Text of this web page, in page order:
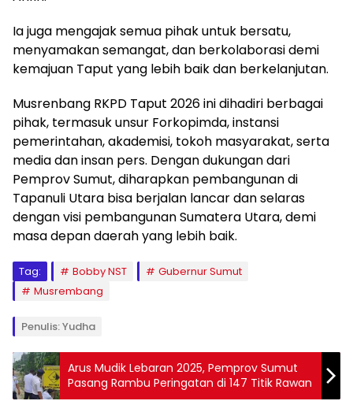
Ia juga mengajak semua pihak untuk bersatu,
menyamakan semangat, dan berkolaborasi demi
kemajuan Taput yang lebih baik dan berkelanjutan.
Musrenbang RKPD Taput 2026 ini dihadiri berbagai
pihak, termasuk unsur Forkopimda, instansi
pemerintahan, akademisi, tokoh masyarakat, serta
media dan insan pers. Dengan dukungan dari
Pemprov Sumut, diharapkan pembangunan di
Tapanuli Utara bisa berjalan lancar dan selaras
dengan visi pembangunan Sumatera Utara, demi
masa depan daerah yang lebih baik.
Tag: Bobby NST
Gubernur Sumut
Musrembang
Penulis: Yudha
Arus Mudik Lebaran 2025, Pemprov Sumut
Pasang Rambu Peringatan di 147 Titik Rawan